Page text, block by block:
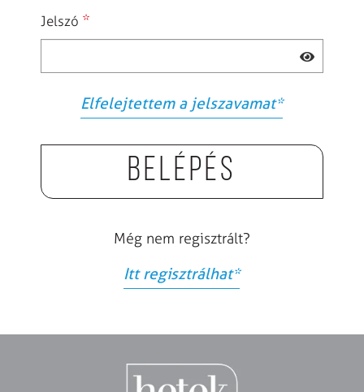
Jelszó *
Elfelejtettem a jelszavamat*
Belépés
Még nem regisztrált?
Itt regisztrálhat*